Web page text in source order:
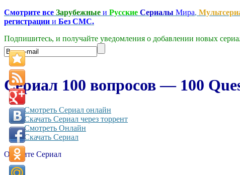
Смотрите все Зарубежные и Русские Сериалы Мира,
регистрации и Без СМС.
Подпишитесь, и получайте уведомления о добавлении новых
Сериал 100 вопросов — 100
Смотреть Сериал онлайн
Скачать Сериал через торрент
Смотреть Онлайн
Скачать Сериал
Оцените Сериал